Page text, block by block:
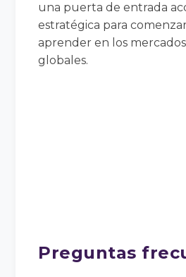
una puerta de entrada
estratégica para
aprender en los
globales.
Preguntas